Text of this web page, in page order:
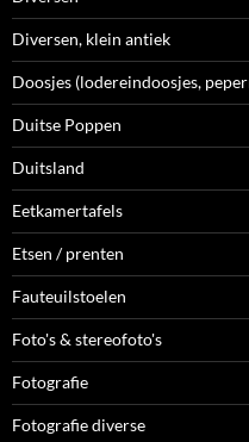
Diversen, klein antiek
Doosjes (lodereindoosjes,
Duitse Poppen
Duitsland
Eetkamertafels
Etsen / prenten
Fauteuilstoelen
Foto's & stereofoto's
Fotografie
Fotografie diverse